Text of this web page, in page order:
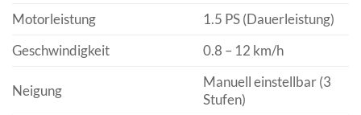
Motorleistung
1.5 PS (Dauerleistung)
Geschwindigkeit
0.8 – 12 km/h
Neigung
Manuell einstellbar (3
Stufen)